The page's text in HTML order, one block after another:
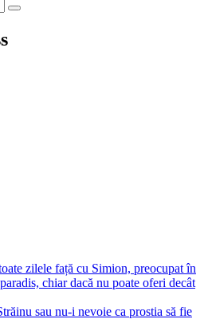
Căutare
zilele față cu Simion, preocupat în
chiar dacă nu poate oferi decât
sau nu-i nevoie ca prostia să fie